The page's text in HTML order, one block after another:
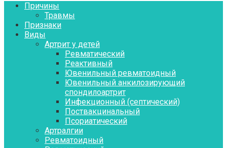
Причины
Травмы
Признаки
Виды
Артрит у детей
Ревматический
Реактивный
Ювенильный ревматоидный
Ювенильный анкилозирующий
спондилоартрит
Инфекционный (септический)
Поствакцинальный
Псориатический
Артралгии
Ревматоидный